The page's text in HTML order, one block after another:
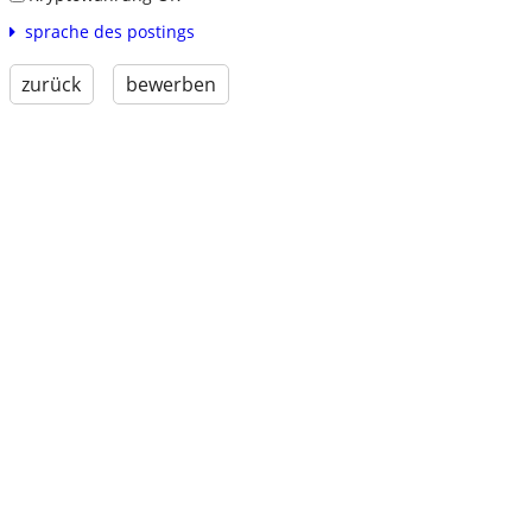
sprache des postings
zurück bewerben